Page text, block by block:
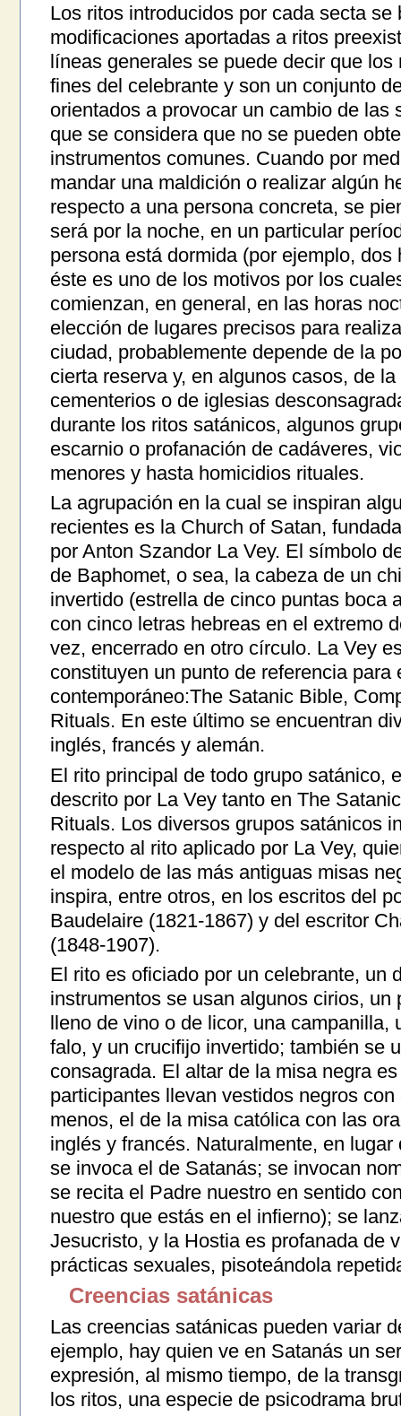
Los ritos introducidos por cada secta
modificaciones aportadas a ritos
líneas generales se puede decir que
fines del celebrante y son un conjunto
orientados a provocar un cambio de las
que se considera que no se pueden
instrumentos comunes. Cuando por
mandar una maldición o realizar algún
respecto a una persona concreta, se
será por la noche, en un particular
persona está dormida (por ejemplo,
éste es uno de los motivos por los
comienzan, en general, en las horas
elección de lugares precisos para
ciudad, probablemente depende de la
cierta reserva y, en algunos casos, de
cementerios o de iglesias
durante los ritos satánicos, algunos
escarnio o profanación de cadáveres,
menores y hasta homicidios rituales.
La agrupación en la cual se inspiran
recientes es la Church of Satan,
por Anton Szandor La Vey. El símbolo
de Baphomet, o sea, la cabeza de un
invertido (estrella de cinco puntas boca
con cinco letras hebreas en el extremo
vez, encerrado en otro círculo. La Vey
constituyen un punto de referencia para
contemporáneo:The Satanic Bible,
Rituals. En este último se encuentran
inglés, francés y alemán.
El rito principal de todo grupo satánico,
descrito por La Vey tanto en The
Rituals. Los diversos grupos satánicos
respecto al rito aplicado por La Vey,
el modelo de las más antiguas misas
inspira, entre otros, en los escritos del
Baudelaire (1821-1867) y del escritor
(1848-1907).
El rito es oficiado por un celebrante, un
instrumentos se usan algunos cirios,
lleno de vino o de licor, una campanilla,
falo, y un crucifijo invertido; también se
consagrada. El altar de la misa negra
participantes llevan vestidos negros
menos, el de la misa católica con las
inglés y francés. Naturalmente, en
se invoca el de Satanás; se invocan
se recita el Padre nuestro en sentido
nuestro que estás en el infierno); se
Jesucristo, y la Hostia es profanada de
prácticas sexuales, pisoteándola
Creencias satánicas
Las creencias satánicas pueden variar
ejemplo, hay quien ve en Satanás un
expresión, al mismo tiempo, de la
los ritos, una especie de psicodrama